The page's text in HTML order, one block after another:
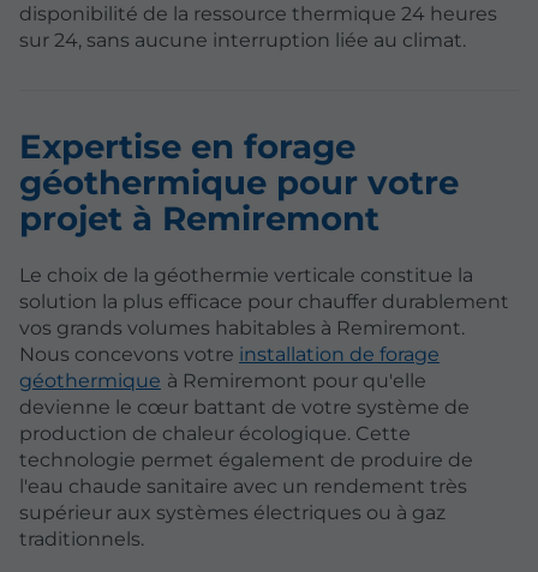
disponibilité de la ressource thermique 24 heures
sur 24, sans aucune interruption liée au climat.
Expertise en forage
géothermique pour votre
projet à Remiremont
Le choix de la géothermie verticale constitue la
solution la plus efficace pour chauffer durablement
vos grands volumes habitables à Remiremont.
Nous concevons votre installation de forage
géothermique à Remiremont pour qu'elle
devienne le cœur battant de votre système de
production de chaleur écologique. Cette
technologie permet également de produire de
l'eau chaude sanitaire avec un rendement très
supérieur aux systèmes électriques ou à gaz
traditionnels.